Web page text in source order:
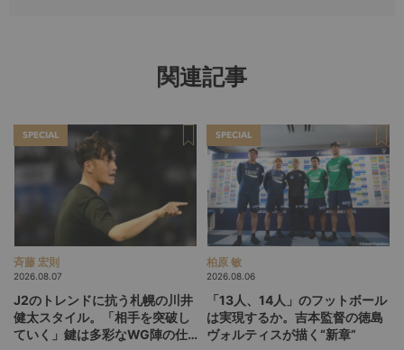
関連記事
SPECIAL
斉藤 宏則
2026.08.07
J2のトレンドに抗う札幌の川井
健太スタイル。「相手を突破し
ていく」鍵は多彩なWG陣の仕
SPECIAL
柏原 敏
2026.08.06
「13人、14人」のフットボール
は実現するか。吉本監督の徳島
ヴォルティスが描く“新章”